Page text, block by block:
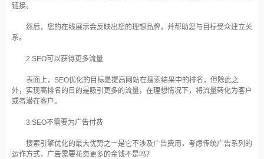
链接。
然后，您的在线展示会反映出您的理想品牌，并帮助您与目标受众建立关
系。
2.SEO可以获得更多流量
表面上，SEO优化的目标是提高网站在搜索结果中的排名，但除此之
外，实现高排名的目的是吸引更多的流量，在理想情况下，将流量转化为客户
或者潜在客户。
3.SEO不需要为广告付费
搜索引擎优化的最大优势之一是它不涉及广告费用，考虑传统广告系列的
运作方式，广告需要花费更多的金钱不是吗？